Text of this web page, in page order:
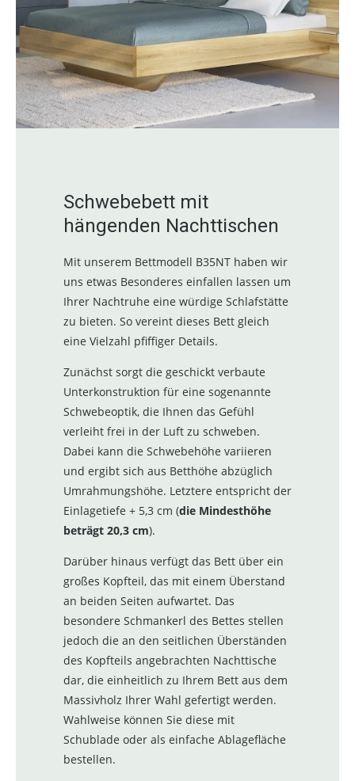
Schwebebett mit
hängenden Nachttischen
Mit unserem Bettmodell B35NT haben wir
uns etwas Besonderes einfallen lassen um
Ihrer Nachtruhe eine würdige Schlafstätte
zu bieten. So vereint dieses Bett gleich
eine Vielzahl pfiffiger Details.
Zunächst sorgt die geschickt verbaute
Unterkonstruktion für eine sogenannte
Schwebeoptik, die Ihnen das Gefühl
verleiht frei in der Luft zu schweben.
Dabei kann die Schwebehöhe variieren
und ergibt sich aus Betthöhe abzüglich
Umrahmungshöhe. Letztere entspricht der
Einlagetiefe + 5,3 cm (die Mindesthöhe
beträgt 20,3 cm).
Darüber hinaus verfügt das Bett über ein
großes Kopfteil, das mit einem Überstand
an beiden Seiten aufwartet. Das
besondere Schmankerl des Bettes stellen
jedoch die an den seitlichen Überständen
des Kopfteils angebrachten Nachttische
dar, die einheitlich zu Ihrem Bett aus dem
Massivholz Ihrer Wahl gefertigt werden.
Wahlweise können Sie diese mit
Schublade oder als einfache Ablagefläche
bestellen.